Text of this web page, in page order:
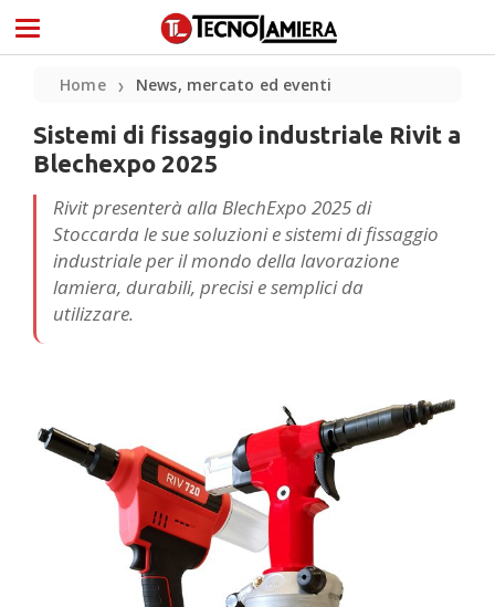
Home ❯ News, mercato ed eventi
Sistemi di fissaggio industriale Rivit a
Blechexpo 2025
Rivit presenterà alla BlechExpo 2025 di
Stoccarda le sue soluzioni e sistemi di fissaggio
industriale per il mondo della lavorazione
lamiera, durabili, precisi e semplici da
utilizzare.